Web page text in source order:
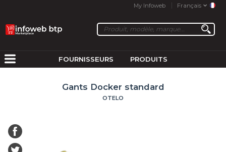
My Infoweb Français
FOURNISSEURS PRODUITS
Gants Docker standard
OTELO